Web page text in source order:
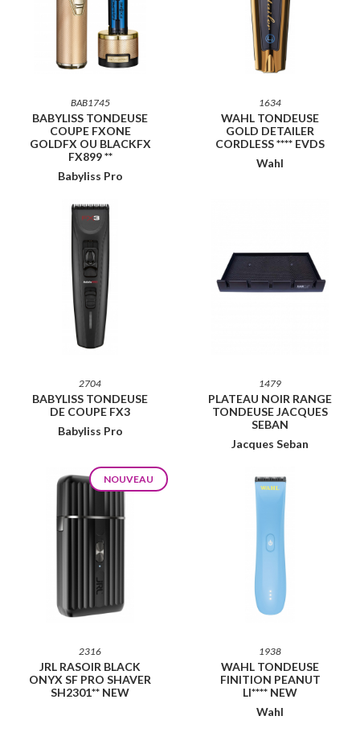
BAB1745
BABYLISS TONDEUSE
COUPE FXONE
GOLDFX OU BLACKFX
FX899 **
Babyliss Pro
1634
WAHL TONDEUSE
GOLD DETAILER
CORDLESS **** EVDS
Wahl
2704
BABYLISS TONDEUSE
DE COUPE FX3
Babyliss Pro
1479
PLATEAU NOIR RANGE
TONDEUSE JACQUES
SEBAN
Jacques Seban
NOUVEAU
2316
JRL RASOIR BLACK
ONYX SF PRO SHAVER
SH2301** NEW
1938
WAHL TONDEUSE
FINITION PEANUT
LI**** NEW
Wahl